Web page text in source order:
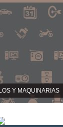
Y MAQUINARIAS